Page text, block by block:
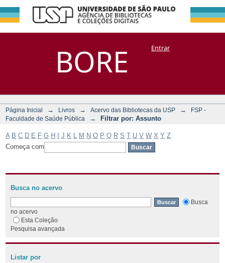
BORE
Filtrar por:
Assunto
DSpace/Manakin + CoriscoEntrar
Página Inicial → Livros → Acervo das Bibliotecas da USP →
FSP -
Faculdade de Saúde Pública
→ Filtrar por: Assunto
A B C D E F G H J K M N O P Q R S T U V W X Y Z
Começa com
Busca no acervo
Busca
no acervo
Esta Coleção
Pesquisa avançada
Listar por